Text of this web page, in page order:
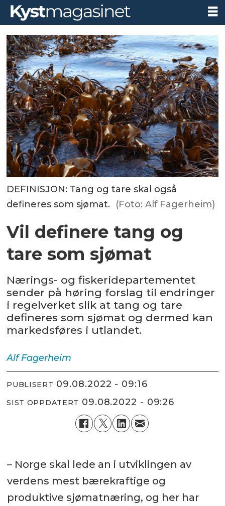
DEFINISJON: Tang og tare skal også
defineres som sjømat. (Foto: Alf Fagerheim)
Vil definere tang og
tare som sjømat
Nærings- og fiskeridepartementet
sender på høring forslag til endringer
i regelverket slik at tang og tare
defineres som sjømat og dermed kan
markedsføres i utlandet.
Alf Fagerheim
PUBLISERT 09.08.2022 - 09:16
SIST OPPDATERT 09.08.2022 - 09:26
– Norge skal lede an i utviklingen av
verdens mest bærekraftige og
produktive sjømatnæring, og her har